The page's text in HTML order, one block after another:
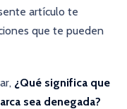
artículo te
que te pueden
¿Qué significa que
sea denegada?